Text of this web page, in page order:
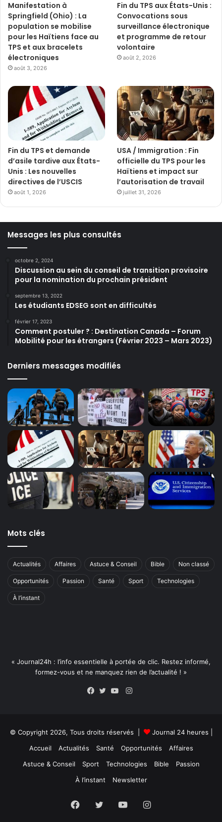
Manifestation à
Springfield (Ohio) : La
population se mobilise
pour les Haïtiens face au
TPS et aux bracelets
électroniques
août 3, 2026
Fin du TPS aux États-Unis :
Convocations sous
surveillance électronique
et programme de retour
volontaire
août 2, 2026
Fin du TPS et demande
d’asile tardive aux États-
Unis : Les nouvelles
directives de l’USCIS
août 1, 2026
USA / Immigration : Fin
officielle du TPS pour les
Haïtiens et impact sur
l’autorisation de travail
juillet 31, 2026
Messages les plus consultés
octobre 2, 2024
Discussion au sein du conseil de transition provisoire
pour la nomination du prochain président
septembre 13, 2022
Les étudiants EDSEG sont en difficultés
février 17, 2023
Comment postuler ? : Destination Canada – Forum
Mobilité pour les étrangers (Février 2023 – Mars 2023)
Derniers messages modifiés
Mots clés
Actualités Affaires Astuce & Conseil Bible Non classé
Opportunités Passion Santé Sport Technologies
À l’instant
« Journal24h : l’info essentielle à portée de clic. Restez informé,
formez-vous et ne manquez rien de l’actualité ! »
Instagram
© Copyright 2026, Tous droits réservés | Journal 24 heures
Accueil
Actualités Santé Opportunités
Affaires
Astuce & Conseil
Sport Technologies Bible
Passion
À l’instant
Newsletter
Facebook
TwitterYouTubeInstagram